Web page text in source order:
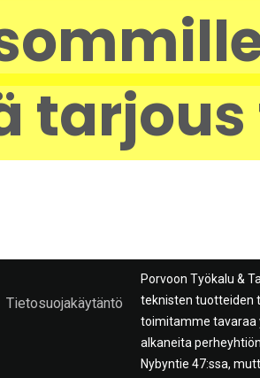
Tietosuojakäytäntö
Porvoon Työkalu &
teknisten tuotteiden
toimitamme tavaraa
alkaneita
Nybyntie 47:ssa,